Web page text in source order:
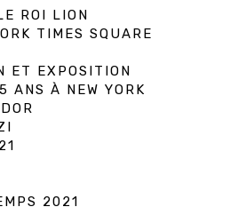
ROI LION
TIMES SQUARE
ET EXPOSITION
ANS À NEW YORK
2021